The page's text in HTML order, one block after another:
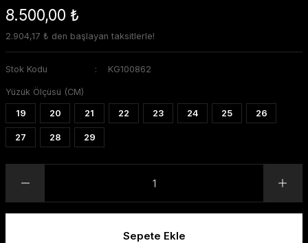
8.500,00 ₺
2.904,17 ₺ den başlayan taksitlerle!
Stok Kodu KG100862
Yüzük Ölçüsü (CM)
19 20 21 22 23 24 25 26
27 28 29
Sepete Ekle